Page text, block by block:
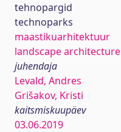
tehnopargid
technoparks
maastikuarhitektuur
landscape architecture
juhendaja
Levald, Andres
Grišakov, Kristi
kaitsmiskuupäev
03.06.2019